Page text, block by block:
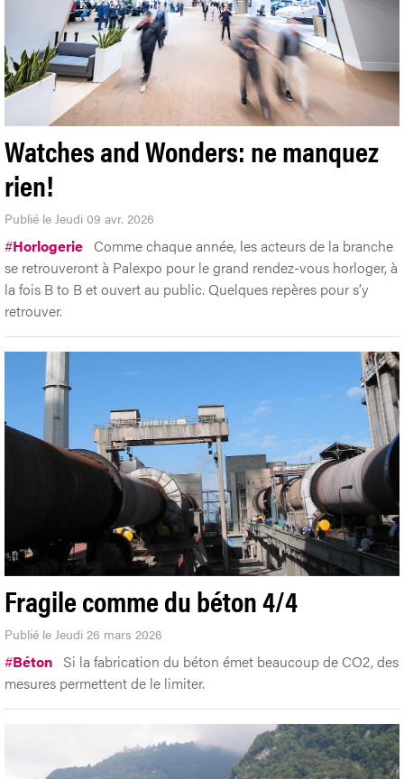
Watches and Wonders: ne manquez
rien!
Publié le Jeudi 09 avr. 2026
#Horlogerie Comme chaque année, les acteurs de la branche
se retrouveront à Palexpo pour le grand rendez-vous horloger, à
la fois B to B et ouvert au public. Quelques repères pour s’y
retrouver.
Fragile comme du béton 4/4
Publié le Jeudi 26 mars 2026
#Béton Si la fabrication du béton émet beaucoup de CO2, des
mesures permettent de le limiter.